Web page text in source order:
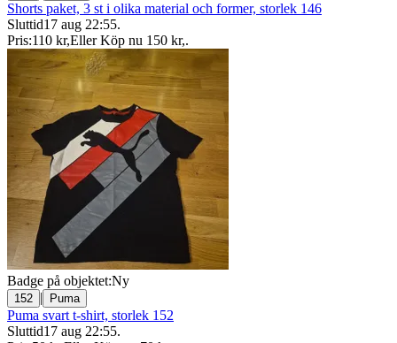
Shorts paket, 3 st i olika material och former, storlek 146
Sluttid17 aug 22:55.
Pris:110 kr,Eller Köp nu 150 kr,.
Badge på objektet:Ny
152 | Puma
Puma svart t-shirt, storlek 152
Sluttid17 aug 22:55.